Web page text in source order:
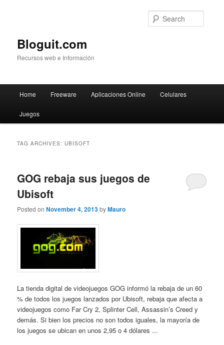
Bloguit.com
Recursos web e Información
Skip
to
Skip
to
Home Freeware Aplicaciones Online Celulares
Juegos
TAG ARCHIVES:UBISOFT
GOG rebaja sus juegos de
Ubisoft
Posted onNovember 4, 2013byMauro
La tienda digital de videojuegos GOG informó la rebaja de un 60
% de todos los juegos lanzados por Ubisoft, rebaja que afecta a
videojuegos como Far Cry 2, Splinter Cell, Assassin’s Creed y
demás. Si bien los precios no son todos iguales, la mayoría de
los juegos se ubican en unos 2,95 o 4 dólares ...